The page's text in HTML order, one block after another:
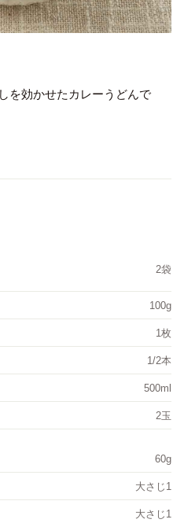
を効かせたカレーうどんで
2袋
100g
1枚
1/2本
500ml
2玉
60g
大さじ1
大さじ1